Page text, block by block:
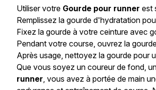
Utiliser votre Gourde pour runner est
Remplissez la gourde d'hydratation
Fixez la gourde à votre ceinture avec
Pendant votre course, ouvrez la
Après usage, nettoyez la gourde pour
Que vous soyez un coureur de fond,
runner, vous avez à portée de main